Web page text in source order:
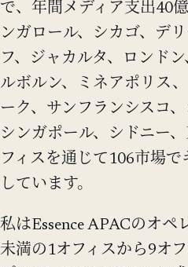
で、年間メディア支出40
ンガロール、シカゴ、デ
フ、ジャカルタ、ロンド
ルボルン、ミネアポリス
ーク、サンフランシスコ、
シンガポール、シドニー
フィスを通じて106市場
しています。
私はEssence APACのオペ
未満の1オフィスから9オ